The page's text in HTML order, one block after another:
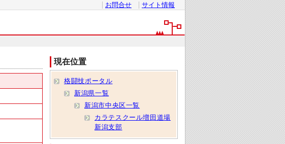
お問合せ サイト情報
現在位置
格闘技ポータル
新潟県一覧
新潟市中央区一覧
カラテスクール増田道場
新潟支部